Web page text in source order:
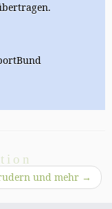
und mehr →